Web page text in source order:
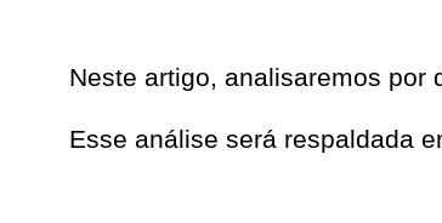
Neste artigo, analisaremos por
Esse análise será respaldada